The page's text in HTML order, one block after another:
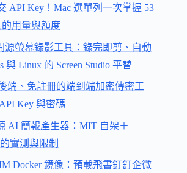
API Key！Mac 選單列一次掌握 53
用量與額度
源螢幕錄影工具：錄完即剪、自動
與 Linux 的 Screen Studio 平替
端、免註冊的端到端加密傳密工
Key 與密碼
AI 簡報產生器：MIT 自架＋
實測與限制
Docker 鏡像：預載飛書釘釘企微